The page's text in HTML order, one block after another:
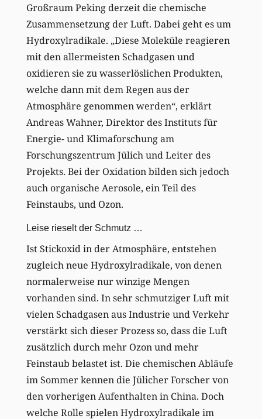
Großraum Peking derzeit die chemische
Zusammensetzung der Luft. Dabei geht es um
Hydroxylradikale. „Diese Moleküle reagieren
mit den allermeisten Schadgasen und
oxidieren sie zu wasserlöslichen Produkten,
welche dann mit dem Regen aus der
Atmosphäre genommen werden“, erklärt
Andreas Wahner, Direktor des Instituts für
Energie- und Klimaforschung am
Forschungszentrum Jülich und Leiter des
Projekts. Bei der Oxidation bilden sich jedoch
auch organische Aerosole, ein Teil des
Feinstaubs, und Ozon.
Leise rieselt der Schmutz …
Ist Stickoxid in der Atmosphäre, entstehen
zugleich neue Hydroxylradikale, von denen
normalerweise nur winzige Mengen
vorhanden sind. In sehr schmutziger Luft mit
vielen Schadgasen aus Industrie und Verkehr
verstärkt sich dieser Prozess so, dass die Luft
zusätzlich durch mehr Ozon und mehr
Feinstaub belastet ist. Die chemischen Abläufe
im Sommer kennen die Jülicher Forscher von
den vorherigen Aufenthalten in China. Doch
welche Rolle spielen Hydroxylradikale im